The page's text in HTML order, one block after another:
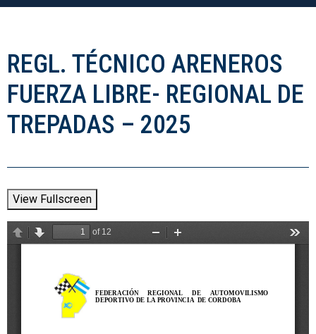
REGL. TÉCNICO ARENEROS
FUERZA LIBRE- REGIONAL DE
TREPADAS – 2025
View Fullscreen